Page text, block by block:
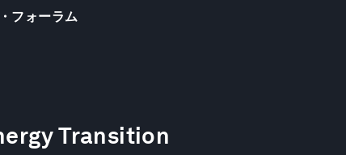
フォーラム
Transition